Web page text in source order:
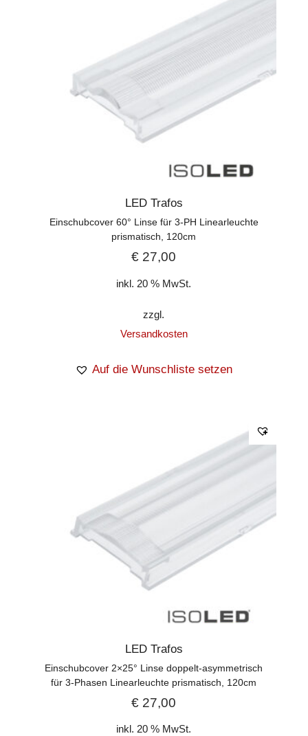
LED Trafos
Einschubcover 60° Linse für 3-PH Linearleuchte
prismatisch, 120cm
€ 27,00
inkl. 20 % MwSt.
zzgl.
Versandkosten
Auf die Wunschliste setzen
LED Trafos
Einschubcover 2×25° Linse doppelt-asymmetrisch
für 3-Phasen Linearleuchte prismatisch, 120cm
€ 27,00
inkl. 20 % MwSt.